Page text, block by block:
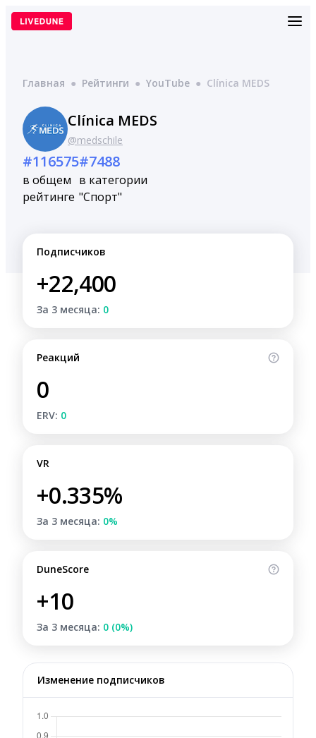
Перейти
Главная ● Рейтинги ● YouTube ● Clínica MEDS
Clínica MEDS
@medschile
#116575
в общем
рейтинге
#7488
в категории
"Спорт"
Подписчиков
+22,400
За 3 месяца: 0
Реакций
0
ERV: 0
VR
+0.335%
За 3 месяца: 0%
DuneScore
+10
За 3 месяца: 0 (0%)
Изменение подписчиков